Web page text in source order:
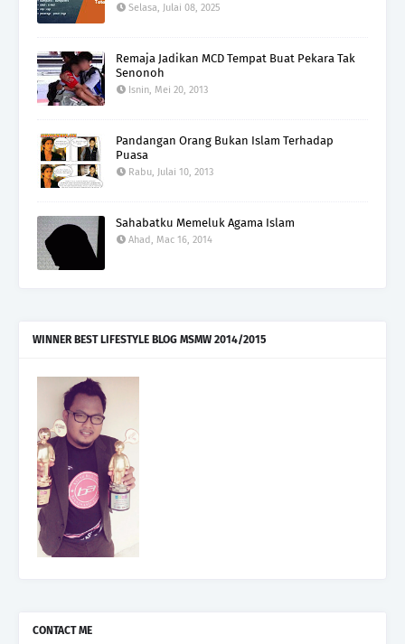
Selasa, Julai 08, 2025
Remaja Jadikan MCD Tempat Buat Pekara Tak
Senonoh
Isnin, Mei 20, 2013
Pandangan Orang Bukan Islam Terhadap
Puasa
Rabu, Julai 10, 2013
Sahabatku Memeluk Agama Islam
Ahad, Mac 16, 2014
WINNER BEST LIFESTYLE BLOG MSMW 2014/2015
CONTACT ME